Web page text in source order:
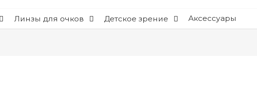
Линзы для очков Детское зрение Аксессуары